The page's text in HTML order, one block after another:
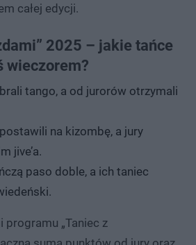
całej edycji.
2025 – jakie tańce
wieczorem?
tango, a od jurorów otrzymali
na kizombę, a jury
jive’a.
paso doble, a ich taniec
programu „Taniec z